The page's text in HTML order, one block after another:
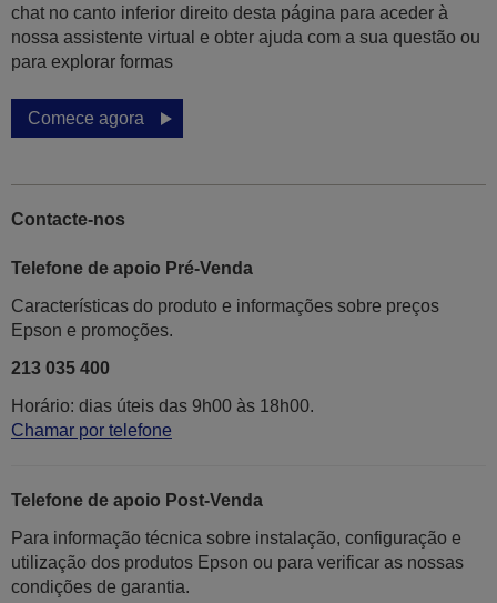
chat no canto inferior direito desta página para aceder à
nossa assistente virtual e obter ajuda com a sua questão ou
para explorar formas
Comece agora
Contacte-nos
Telefone de apoio Pré-Venda
Características do produto e informações sobre preços
Epson e promoções.
213 035 400
Horário: dias úteis das 9h00 às 18h00.
Chamar por telefone
Telefone de apoio Post-Venda
Para informação técnica sobre instalação, configuração e
utilização dos produtos Epson ou para verificar as nossas
condições de garantia.